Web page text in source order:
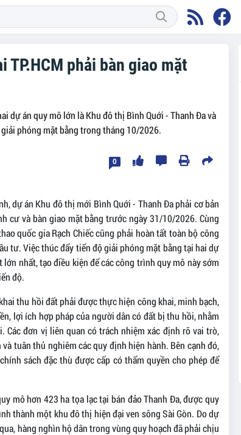
TP.HCM phải bàn giao mặt
dự án quy mô lớn là Khu đô thị Bình Quới - Thanh Đa và
phóng mặt bằng trong tháng 10/2026.
0
dự án Khu đô thị mới Bình Quới - Thanh Đa phải cơ bản
cư và bàn giao mặt bằng trước ngày 31/10/2026. Cùng
quốc gia Rạch Chiếc cũng phải hoàn tất toàn bộ công
tư. Việc thúc đẩy tiến độ giải phóng mặt bằng tại hai dự
nhất, tạo điều kiện để các công trình quy mô này sớm
độ.
thu hồi đất phải được thực hiện công khai, minh bạch,
lợi ích hợp pháp của người dân có đất bị thu hồi, nhằm
Các đơn vị liên quan có trách nhiệm xác định rõ vai trò,
tuân thủ nghiêm các quy định hiện hành. Bên cạnh đó,
sách đặc thù được cấp có thẩm quyền cho phép để
mô hơn 423 ha tọa lạc tại bán đảo Thanh Đa, được quy
thành một khu đô thị hiện đại ven sông Sài Gòn. Do dự
hàng nghìn hộ dân trong vùng quy hoạch đã phải chịu